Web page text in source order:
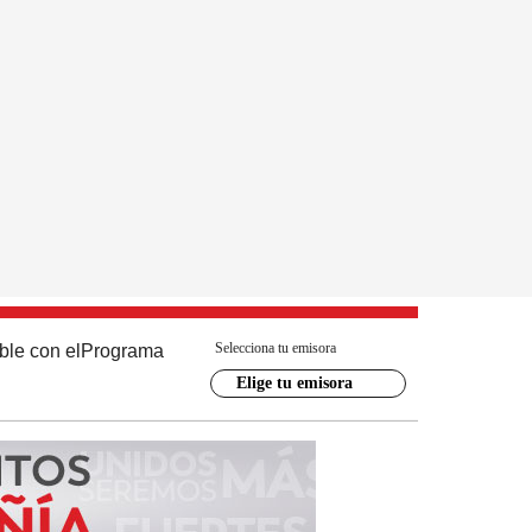
con el Programa Selecciona tu emisora
Elige tu emisora